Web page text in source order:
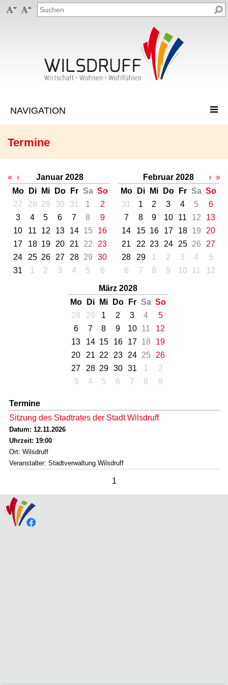
 
Termine
« ‹
Januar 2028
Mo
Di Mi Do Fr Sa So
27
28 29 30 31 1
2
3
4 5 6 7 8
9
10
11 12 13 14 15
16
17
18 19 20 21 22
23
24
25 26 27 28 29
30
31
1 2 3 4 5 6
Februar 2028
Mo
Di Mi Do Fr Sa So
31
1 2 3 4 5
6
7
8 9 10 11 12
13
14
15 16 17 18 19
20
21
22 23 24 25 26
27
28
29 1 2 3 4
5
6
7 8 9 10 11 12
März 2028
Mo
Di Mi Do Fr Sa So
28
29 1 2 3 4
5
6
7 8 9 10 11
12
13
14 15 16 17 18
19
20
21 22 23 24 25
26
27
28 29 30 31 1
2
3
4 5 6 7 8 9
› »
Termine
Sitzung des Stadtrates der Stadt Wilsdruff
Datum: 12.11.2026
Uhrzeit: 19:00
Ort: Wilsdruff
Veranstalter: Stadtverwaltung Wilsdruff
1